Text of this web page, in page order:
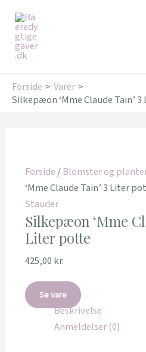
indholdet
Forside
Varer
Silkepæon ‘Mme Claude Tain’
Forside/Blomster og
‘Mme Claude Tain’ 3 Liter
Stauder
Silkepæon ‘Mme
Liter potte
425,00 kr.
Se vare
Beskrivelse
Anmeldelser (0)